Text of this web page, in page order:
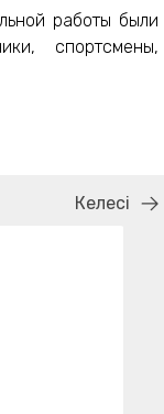
работы были
спортсмены,
Келесі